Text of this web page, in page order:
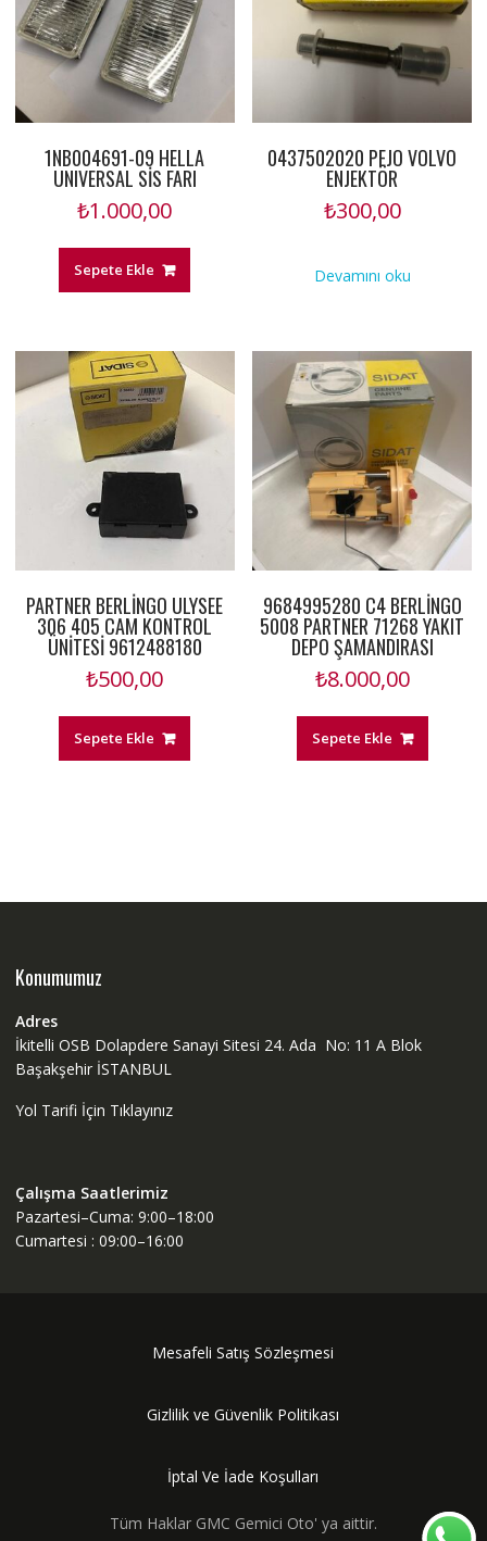
1NB004691-09 HELLA
UNIVERSAL SİS FARI
₺1.000,00
Sepete Ekle
0437502020 PEJO VOLVO
ENJEKTÖR
₺300,00
Devamını oku
PARTNER BERLİNGO ULYSEE
306 405 CAM KONTROL
ÜNİTESİ 9612488180
₺500,00
Sepete Ekle
9684995280 C4 BERLİNGO
5008 PARTNER 71268 YAKIT
DEPO ŞAMANDIRASI
₺8.000,00
Sepete Ekle
Konumumuz
Adres
İkitelli OSB Dolapdere Sanayi Sitesi 24. Ada No: 11 A Blok
Başakşehir İSTANBUL
Yol Tarifi İçin Tıklayınız
Çalışma Saatlerimiz
Pazartesi–Cuma: 9:00–18:00
Cumartesi : 09:00–16:00
Mesafeli Satış Sözleşmesi
Gizlilik ve Güvenlik Politikası
İptal Ve İade Koşulları
Tüm Haklar GMC Gemici Oto' ya aittir.